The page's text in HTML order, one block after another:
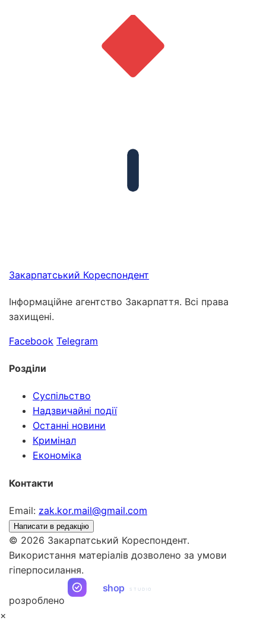
Закарпатський Кореспондент
Інформаційне агентство Закарпаття. Всі права
захищені.
Facebook Telegram
Розділи
Суспільство
Надзвичайні події
Останні новини
Кримінал
Економіка
Контакти
Email: zak.kor.mail@gmail.com
Написати в редакцію
© 2026 Закарпатський Кореспондент.
Використання матеріалів дозволено за умови
гіперпосилання.
розроблено
shop STUDIO
×